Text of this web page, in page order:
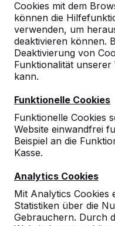
Cookies mit dem
können die
verwenden, um
deaktivieren können.
Deaktivierung von
Funktionalität
kann.
Funktionelle Cookies
Funktionelle Cookies
Website einwandfrei
Beispiel an die
Kasse.
Analytics Cookies
Mit Analytics
Statistiken über die
Gebrauchern. Durch
Geen reviews
locatie.